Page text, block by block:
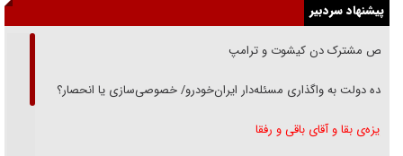
پیشنهاد سردبیر
رقص مشترک دن کیشوت و ترامپ
دنده دولت به واگذاری مسئله‌دار ایران‌خودرو/ خصوصی‌سازی یا انحصار؟
غریزه‌ی بقا و آقای باقی و رفقا